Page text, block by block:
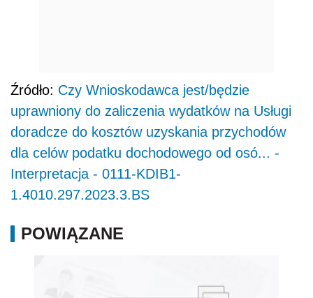
Źródło: Czy Wnioskodawca jest/będzie
uprawniony do zaliczenia wydatków na Usługi
doradcze do kosztów uzyskania przychodów
dla celów podatku dochodowego od osó... -
Interpretacja - 0111-KDIB1-
1.4010.297.2023.3.BS
POWIĄZANE